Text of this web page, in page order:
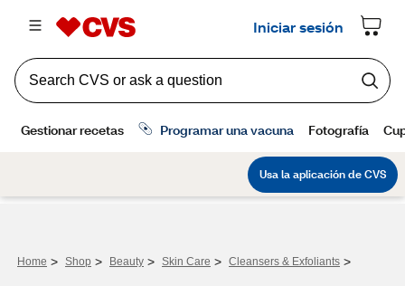
Home > Shop > Beauty > Skin Care > Cleansers & Exfoliants >